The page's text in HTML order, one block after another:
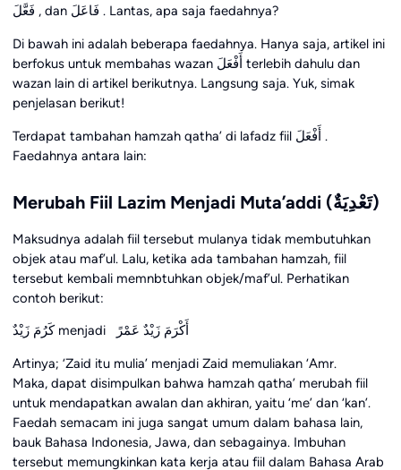
فَعَّلَ , dan فَاعَلَ . Lantas, apa saja faedahnya?
Di bawah ini adalah beberapa faedahnya. Hanya saja, artikel ini
berfokus untuk membahas wazan أَفْعَلَ terlebih dahulu dan
wazan lain di artikel berikutnya. Langsung saja. Yuk, simak
penjelasan berikut!
Terdapat tambahan hamzah qatha’ di lafadz fiil أَفْعَلَ .
Faedahnya antara lain:
Merubah Fiil Lazim Menjadi Muta’addi (تَعْدِيَةٌ)
Maksudnya adalah fiil tersebut mulanya tidak membutuhkan
objek atau maf’ul. Lalu, ketika ada tambahan hamzah, fiil
tersebut kembali memnbtuhkan objek/maf’ul. Perhatikan
contoh berikut:
كَرُمَ زَيْدٌ menjadi أَكْرَمَ زَيْدٌ عَمْرً
Artinya; ‘Zaid itu mulia’ menjadi Zaid memuliakan ‘Amr.
Maka, dapat disimpulkan bahwa hamzah qatha’ merubah fiil
untuk mendapatkan awalan dan akhiran, yaitu ‘me’ dan ‘kan’.
Faedah semacam ini juga sangat umum dalam bahasa lain,
bauk Bahasa Indonesia, Jawa, dan sebagainya. Imbuhan
tersebut memungkinkan kata kerja atau fiil dalam Bahasa Arab